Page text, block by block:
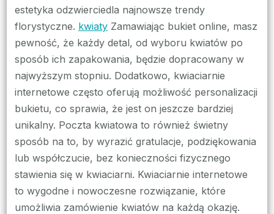
estetyka odzwierciedla najnowsze trendy
florystyczne. kwiatyZamawiając bukiet online, masz
pewność, że każdy detal, od wyboru kwiatów po
sposób ich zapakowania, będzie dopracowany w
najwyższym stopniu. Dodatkowo, kwiaciarnie
internetowe często oferują możliwość personalizacji
bukietu, co sprawia, że jest on jeszcze bardziej
unikalny. Poczta kwiatowa to również świetny
sposób na to, by wyrazić gratulacje, podziękowania
lub współczucie, bez konieczności fizycznego
stawienia się w kwiaciarni. Kwiaciarnie internetowe
to wygodne i nowoczesne rozwiązanie, które
umożliwia zamówienie kwiatów na każdą okazję.